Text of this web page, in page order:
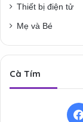
Thiết bị điện tử
Mẹ và Bé
Cà Tím